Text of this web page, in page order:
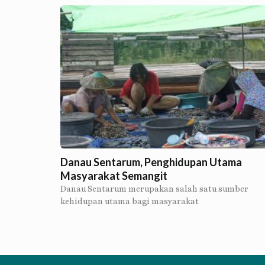
Danau Sentarum, Penghidupan Utama
Masyarakat Semangit
Danau Sentarum merupakan salah satu sumber
kehidupan utama bagi masyarakat